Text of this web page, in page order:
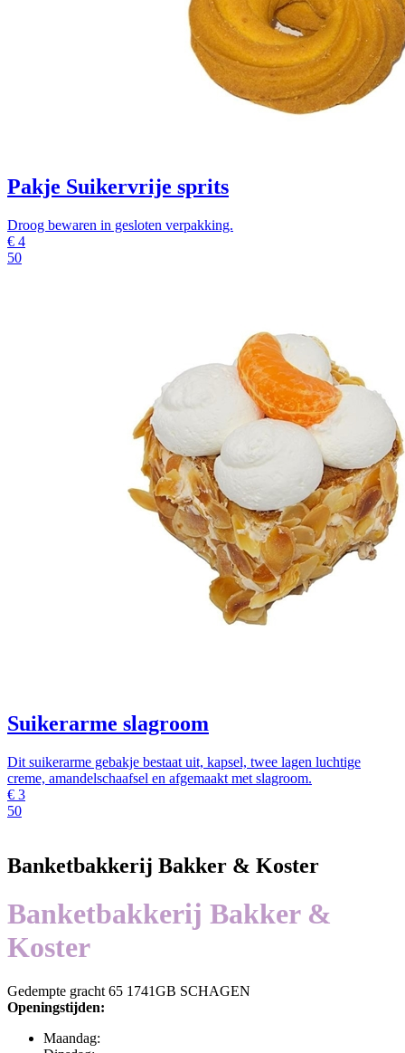
Pakje Suikervrije sprits
Droog bewaren in gesloten verpakking.
€ 4
50
Suikerarme slagroom
Dit suikerarme gebakje bestaat uit, kapsel, twee lagen luchtige
creme, amandelschaafsel en afgemaakt met slagroom.
€ 3
50
Banketbakkerij Bakker & Koster
Banketbakkerij Bakker &
Koster
Gedempte gracht 65 1741GB SCHAGEN
Openingstijden:
Maandag: